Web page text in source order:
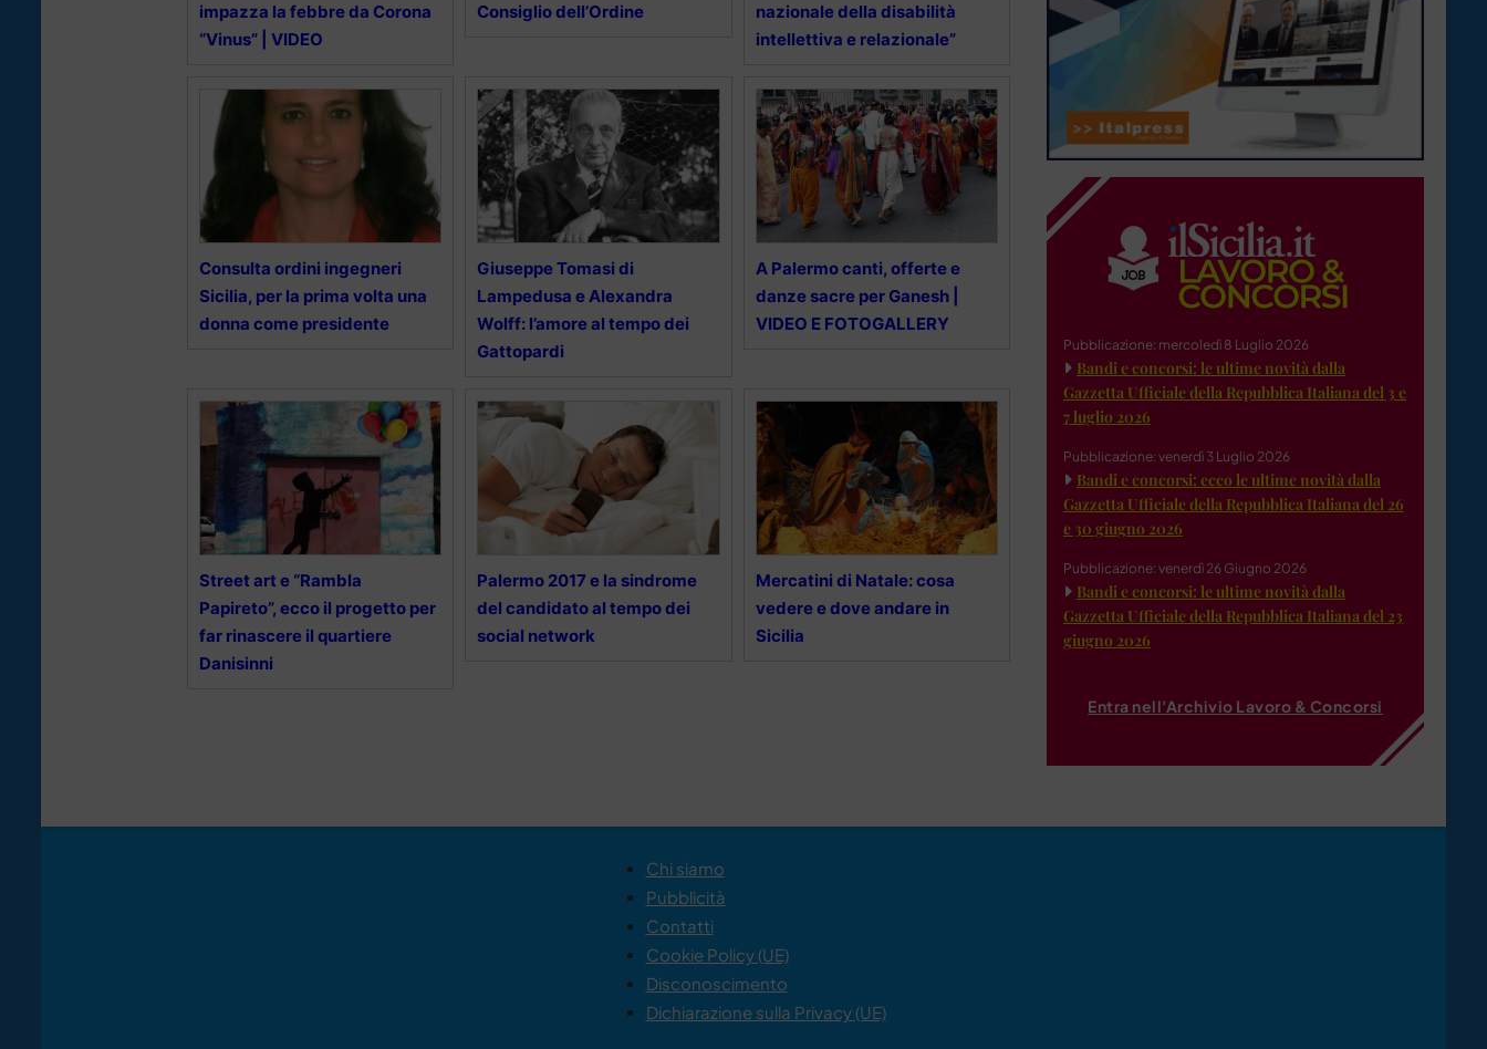
impazza la febbre da Corona
“Vinus” | VIDEO
Consiglio dell’Ordine
nazionale della disabilità
intellettiva e relazionale”
Consulta ordini ingegneri
Sicilia, per la prima volta una
donna come presidente
Giuseppe Tomasi di
Lampedusa e Alexandra
Wolff: l’amore al tempo dei
Gattopardi
A Palermo canti, offerte e
danze sacre per Ganesh |
VIDEO E FOTOGALLERY
Street art e “Rambla
Papireto”, ecco il progetto per
far rinascere il quartiere
Danisinni
Palermo 2017 e la sindrome
del candidato al tempo dei
social network
Mercatini di Natale: cosa
vedere e dove andare in
Sicilia
Pubblicazione: mercoledì 8 Luglio 2026
Bandi e concorsi: le ultime novità dalla
Gazzetta Ufficiale della Repubblica Italiana del 3 e
7 luglio 2026
Pubblicazione: venerdì 3 Luglio 2026
Bandi e concorsi: ecco le ultime novità dalla
Gazzetta Ufficiale della Repubblica Italiana del 26
e 30 giugno 2026
Pubblicazione: venerdì 26 Giugno 2026
Bandi e concorsi: le ultime novità dalla
Gazzetta Ufficiale della Repubblica Italiana del 23
giugno 2026
Entra nell'Archivio Lavoro & Concorsi
Chi siamo
Pubblicità
Contatti
Cookie Policy (UE)
Disconoscimento
Dichiarazione sulla Privacy (UE)